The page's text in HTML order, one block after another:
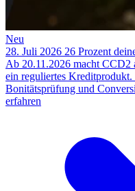
Neu
28. Juli 2026 26 Prozent
Ab 20.11.2026 macht
ein reguliertes Kreditprodukt.
Bonitätsprüfung und
erfahren